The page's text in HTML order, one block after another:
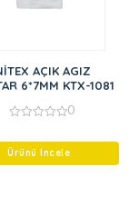
AÇIK AGIZ
6*7MM KTX-1081
of
0
Ürünü İncele